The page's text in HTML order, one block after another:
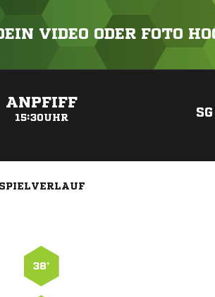
VIDEO ODER FOTO
ANPFIFF
15:30UHR
SPIELVERLAUF
38’